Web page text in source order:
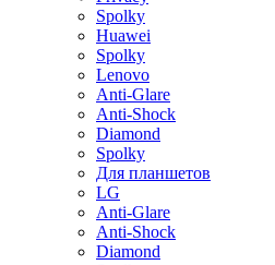
Spolky
Huawei
Spolky
Lenovo
Anti-Glare
Anti-Shock
Diamond
Spolky
Для планшетов
LG
Anti-Glare
Anti-Shock
Diamond